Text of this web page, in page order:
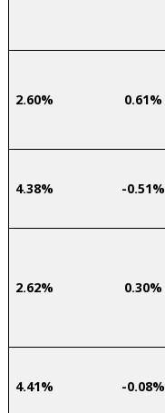
0.61%
2.60%
-0.51%
4.38%
0.30%
2.62%
-0.08%
4.41%